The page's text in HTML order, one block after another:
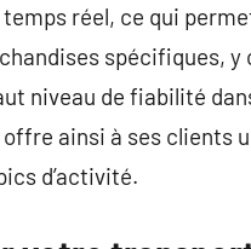
réel, ce qui
spécifiques, y
niveau de fiabilité
ainsi à ses clients
d’activité.